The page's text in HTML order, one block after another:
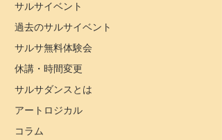
サルサイベント
過去のサルサイベント
サルサ無料体験会
休講・時間変更
サルサダンスとは
アートロジカル
コラム